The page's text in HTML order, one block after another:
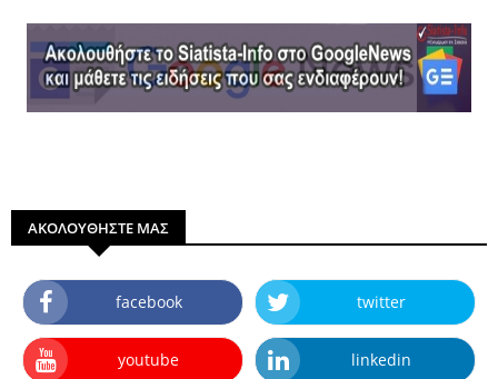
ΑΚΟΛΟΥΘΗΣΤΕ ΜΑΣ
facebook twitter
youtube linkedin